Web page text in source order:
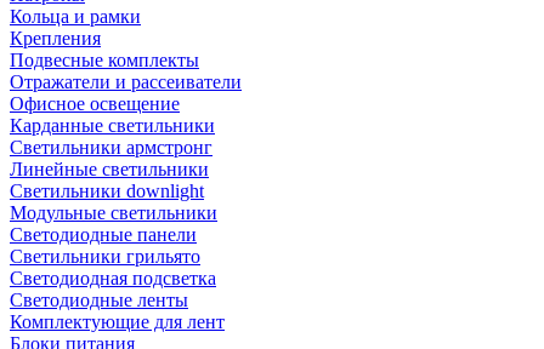
Кольца и рамки
Крепления
Подвесные комплекты
Отражатели и рассеиватели
Офисное освещение
Карданные светильники
Светильники армстронг
Линейные светильники
Светильники downlight
Модульные светильники
Светодиодные панели
Светильники грильято
Светодиодная подсветка
Светодиодные ленты
Комплектующие для лент
Блоки питания